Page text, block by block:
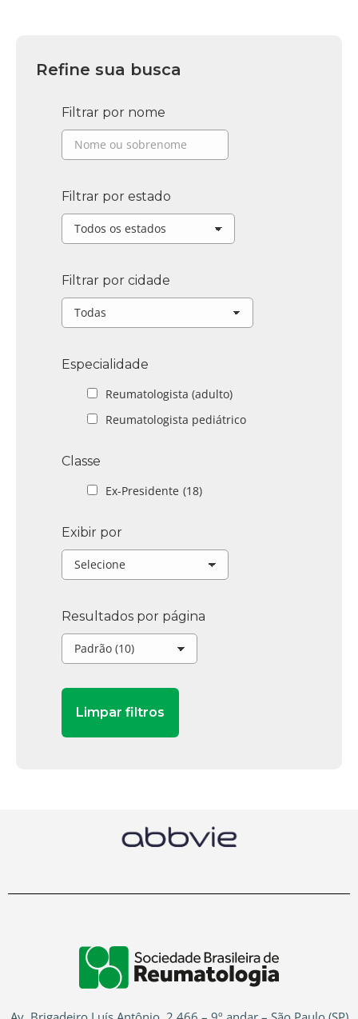
Refine sua busca
Filtrar por nome
Filtrar por estado
Filtrar por cidade
Especialidade
Reumatologista (adulto)
Reumatologista pediátrico
Classe
Ex-Presidente (18)
Exibir por
Resultados por página